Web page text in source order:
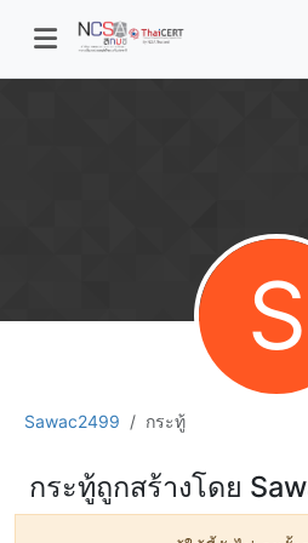
Sawac2499 กระทู้
S
กระทู้ถูกสร้างโดย